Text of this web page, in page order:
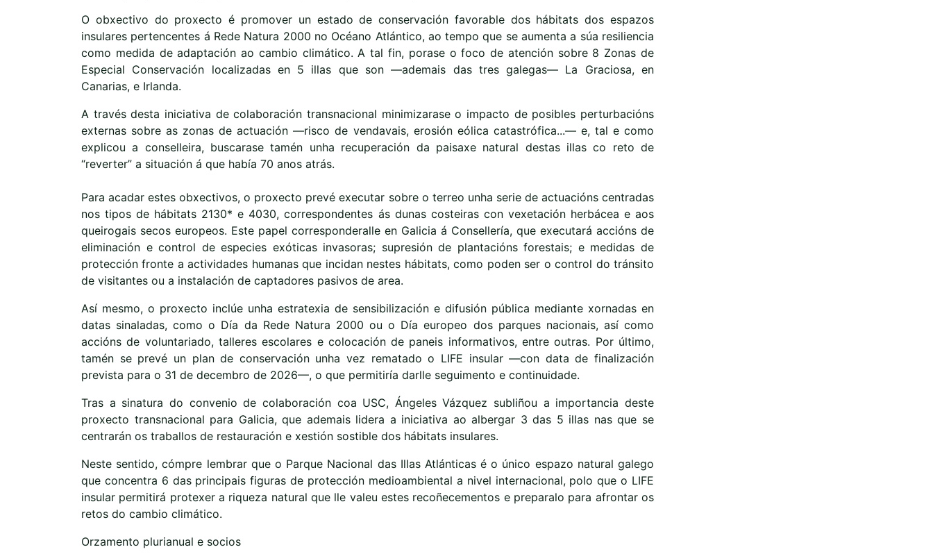
O obxectivo do proxecto é promover un estado de conservación favorable dos hábitats dos espazos
insulares pertencentes á Rede Natura 2000 no Océano Atlántico, ao tempo que se aumenta a súa resiliencia
como medida de adaptación ao cambio climático. A tal fin, porase o foco de atención sobre 8 Zonas de
Especial Conservación localizadas en 5 illas que son —ademais das tres galegas— La Graciosa, en
Canarias, e Irlanda.
A través desta iniciativa de colaboración transnacional minimizarase o impacto de posibles perturbacións
externas sobre as zonas de actuación —risco de vendavais, erosión eólica catastrófica...— e, tal e como
explicou a conselleira, buscarase tamén unha recuperación da paisaxe natural destas illas co reto de
“reverter” a situación á que había 70 anos atrás.
Para acadar estes obxectivos, o proxecto prevé executar sobre o terreo unha serie de actuacións centradas
nos tipos de hábitats 2130* e 4030, correspondentes ás dunas costeiras con vexetación herbácea e aos
queirogais secos europeos. Este papel corresponderalle en Galicia á Consellería, que executará accións de
eliminación e control de especies exóticas invasoras; supresión de plantacións forestais; e medidas de
protección fronte a actividades humanas que incidan nestes hábitats, como poden ser o control do tránsito
de visitantes ou a instalación de captadores pasivos de area.
Así mesmo, o proxecto inclúe unha estratexia de sensibilización e difusión pública mediante xornadas en
datas sinaladas, como o Día da Rede Natura 2000 ou o Día europeo dos parques nacionais, así como
accións de voluntariado, talleres escolares e colocación de paneis informativos, entre outras. Por último,
tamén se prevé un plan de conservación unha vez rematado o LIFE insular —con data de finalización
prevista para o 31 de decembro de 2026—, o que permitiría darlle seguimento e continuidade.
Tras a sinatura do convenio de colaboración coa USC, Ángeles Vázquez subliñou a importancia deste
proxecto transnacional para Galicia, que ademais lidera a iniciativa ao albergar 3 das 5 illas nas que se
centrarán os traballos de restauración e xestión sostible dos hábitats insulares.
Neste sentido, cómpre lembrar que o Parque Nacional das Illas Atlánticas é o único espazo natural galego
que concentra 6 das principais figuras de protección medioambiental a nivel internacional, polo que o LIFE
insular permitirá protexer a riqueza natural que lle valeu estes recoñecementos e preparalo para afrontar os
retos do cambio climático.
Orzamento plurianual e socios